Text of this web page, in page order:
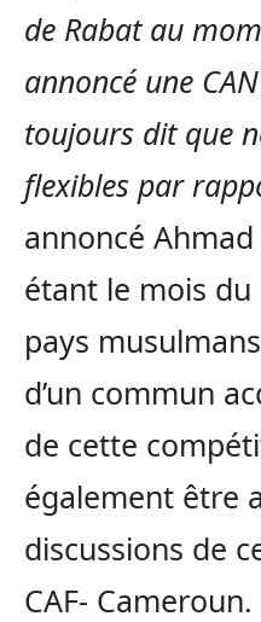
de Rabat au
annoncé une
toujours dit que
flexibles par
annoncé
étant le mois du
pays
d’un commun
de cette
également être
discussions de
CAF- Cameroun.